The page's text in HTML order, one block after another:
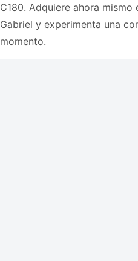
C180. Adquiere ahora
Gabriel y experimenta una
momento.